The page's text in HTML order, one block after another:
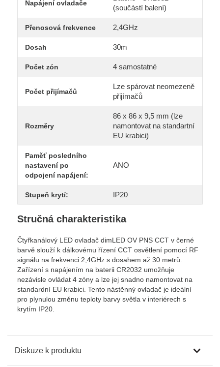
Napájení ovladače
(součástí balení)
Přenosová frekvence 2,4GHz
Dosah 30m
Počet zón 4 samostatné
Počet přijímačů
Lze spárovat neomezeně
přijímačů
Rozměry
86 x 86 x 9,5 mm (lze
namontovat na standartní
EU krabici)
Paměť posledního
nastavení po
odpojení napájení:
ANO
Stupeň krytí: IP20
Stručná charakteristika
Čtyřkanálový LED ovladač dimLED OV PNS CCT v černé
barvě slouží k dálkovému řízení CCT osvětlení pomocí RF
signálu na frekvenci 2,4GHz s dosahem až 30 metrů.
Zařízení s napájením na baterii CR2032 umožňuje
nezávisle ovládat 4 zóny a lze jej snadno namontovat na
standardní EU krabici. Tento nástěnný ovladač je ideální
pro plynulou změnu teploty barvy světla v interiérech s
krytím IP20.
Diskuze k produktu